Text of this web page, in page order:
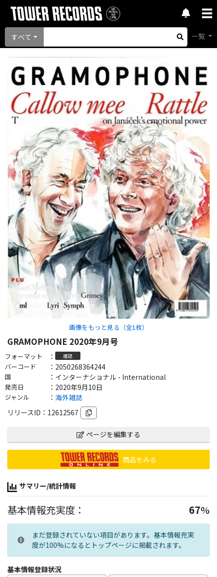
すべて 一覧
画像をもっと見る（全1枚）
GRAMOPHONE 2020年9月号
フォーマット ： 雑誌
バーコード ： 2050268364244
国 ： インターナショナル - International
発売日 ： 2020年9月10日
ジャンル ： 海外雑誌
リリースID： 12612567
ページを編集する
商品をみる
サマリー/統計情報
基本情報充実度： 67%
まだ登録されていない項目があります。基本情報充実
度が100%になるとトップページに掲載されます。
基本情報登録状況